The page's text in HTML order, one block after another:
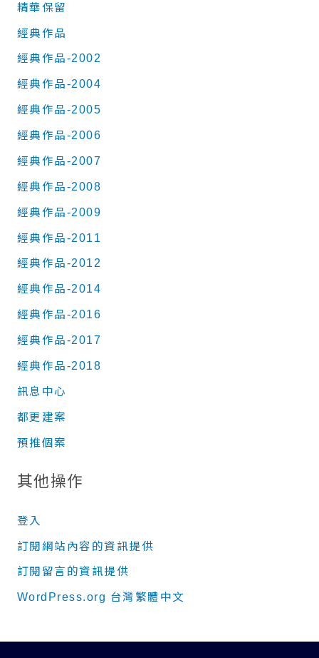
精華保留
經典作品
經典作品-2002
經典作品-2004
經典作品-2005
經典作品-2006
經典作品-2007
經典作品-2008
經典作品-2009
經典作品-2011
經典作品-2012
經典作品-2014
經典作品-2016
經典作品-2017
經典作品-2018
訊息中心
都更建案
預推個案
其他操作
登入
訂閱網站內容的資訊提供
訂閱留言的資訊提供
WordPress.org 台灣繁體中文